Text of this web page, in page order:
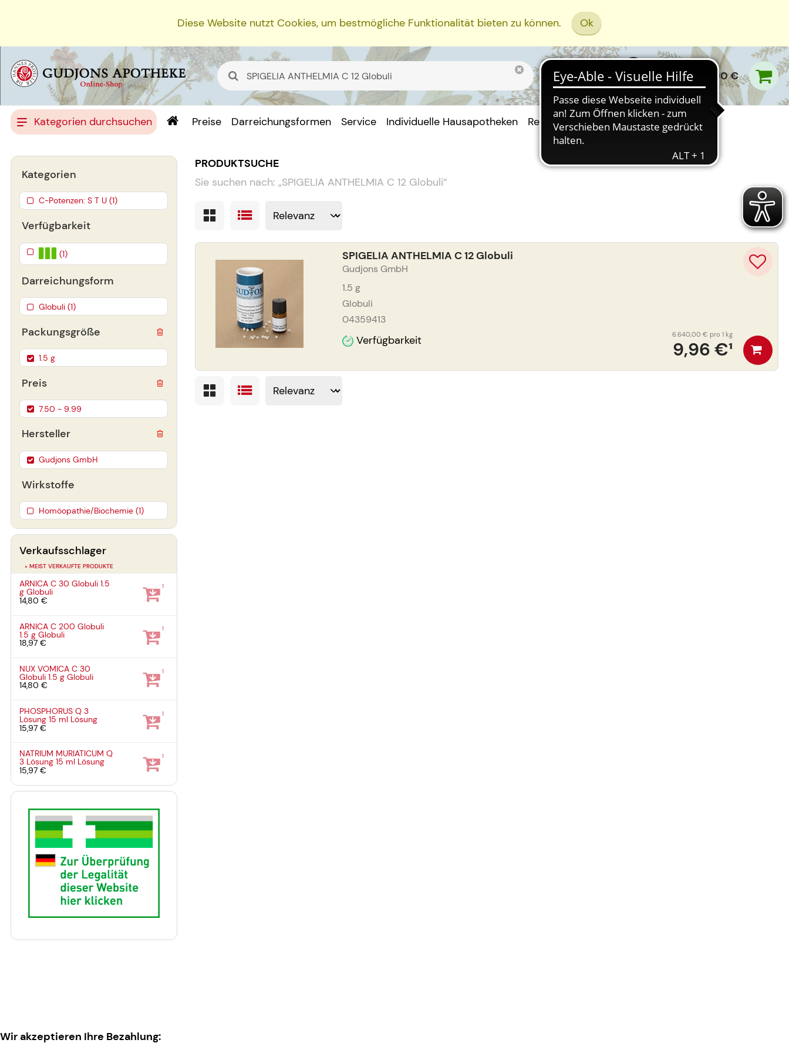
Diese Website nutzt Cookies, um bestmögliche Funktionalität bieten zu können. Ok
0,00 €
Kategorien durchsuchen Preise Darreichungsformen Service Individuelle Hausapotheken Rezept Einreichen
PRODUKTSUCHE
Sie suchen nach: „SPIGELIA ANTHELMIA C 12 Globuli“
SPIGELIA ANTHELMIA C 12 Globuli
Gudjons GmbH
1.5 g
Globuli
04359413
Verfügbarkeit 9,96 €¹
6.640,00 € pro 1 kg
Verfügbarkeit
(1)
Darreichungsform
Globuli (1)
Packungsgröße
1.5 g
Preis
7.50 - 9.99
Hersteller
Gudjons GmbH
Wirkstoffe
Homöopathie/Biochemie (1)
Kategorien
C-Potenzen: S T U (1)
Verkaufsschlager
» MEIST VERKAUFTE PRODUKTE
ARNICA C 30 Globuli1.5
gGlobuli
14,80 €
1
ARNICA C 200 Globuli
1.5 gGlobuli
18,97 €
1
NUX VOMICA C 30
Globuli1.5 gGlobuli
14,80 €
1
PHOSPHORUS Q 3
Lösung15 ml Lösung
15,97 €
1
NATRIUM MURIATICUM Q
3 Lösung15 ml Lösung
15,97 €
1
Wir akzeptieren Ihre Bezahlung: